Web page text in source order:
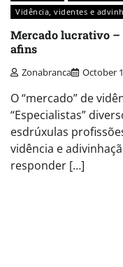
Vidência, videntes e
Mercado lucrativo –
afins
Zonabranca October
O “mercado” de
“Especialistas”
esdrúxulas
vidência e
responder […]